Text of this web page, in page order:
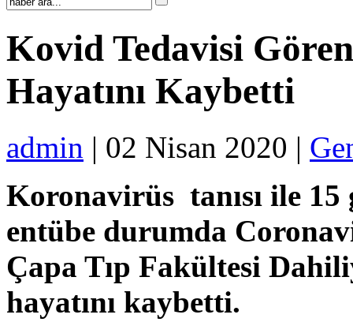
Kovid Tedavisi
Hayatını Kaybetti
admin | 02 Nisan 2020 |
Koronavirüs tanısı ile
entübe durumda
Çapa Tıp Fakültesi
hayatını kaybetti.